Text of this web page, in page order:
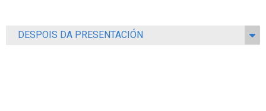
DESPOIS DA PRESENTACIÓN